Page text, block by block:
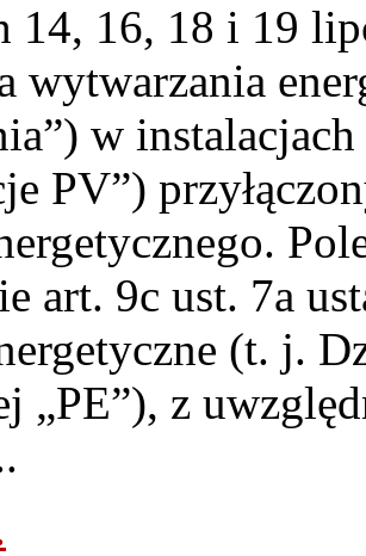
14, 16, 18 i 19
wytwarzania
w
PV”)
art. 9c ust. 7a
(t. j.
„PE”), z